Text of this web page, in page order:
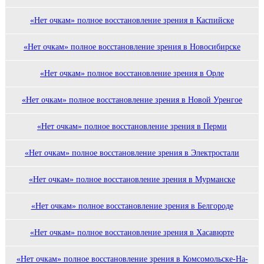
«Нет очкам» полное восстановление зрения в Каспийске
«Нет очкам» полное восстановление зрения в Новосибирске
«Нет очкам» полное восстановление зрения в Орле
«Нет очкам» полное восстановление зрения в Новой Уренгое
«Нет очкам» полное восстановление зрения в Перми
«Нет очкам» полное восстановление зрения в Электростали
«Нет очкам» полное восстановление зрения в Мурманске
«Нет очкам» полное восстановление зрения в Белгороде
«Нет очкам» полное восстановление зрения в Хасавюрте
«Нет очкам» полное восстановление зрения в Комсомольске-На-